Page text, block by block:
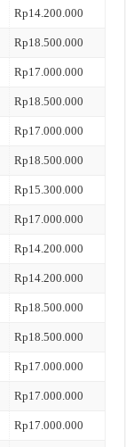
Rp14.200.000
Rp18.500.000
Rp17.000.000
Rp18.500.000
Rp17.000.000
Rp18.500.000
Rp15.300.000
Rp17.000.000
Rp14.200.000
Rp14.200.000
Rp18.500.000
Rp18.500.000
Rp17.000.000
Rp17.000.000
Rp17.000.000